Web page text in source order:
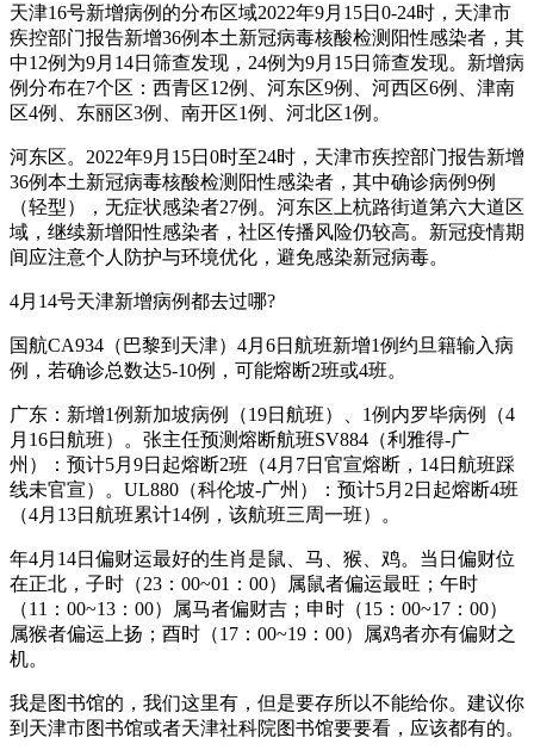
天津16号新增病例的分布区域2022年9月15日0-24时，天津市
疾控部门报告新增36例本土新冠病毒核酸检测阳性感染者，其
中12例为9月14日筛查发现，24例为9月15日筛查发现。新增病
例分布在7个区：西青区12例、河东区9例、河西区6例、津南
区4例、东丽区3例、南开区1例、河北区1例。
河东区。2022年9月15日0时至24时，天津市疾控部门报告新增
36例本土新冠病毒核酸检测阳性感染者，其中确诊病例9例
（轻型），无症状感染者27例。河东区上杭路街道第六大道区
域，继续新增阳性感染者，社区传播风险仍较高。新冠疫情期
间应注意个人防护与环境优化，避免感染新冠病毒。
4月14号天津新增病例都去过哪?
国航CA934（巴黎到天津）4月6日航班新增1例约旦籍输入病
例，若确诊总数达5-10例，可能熔断2班或4班。
广东：新增1例新加坡病例（19日航班）、1例内罗毕病例（4
月16日航班）。张主任预测熔断航班SV884（利雅得-广
州）：预计5月9日起熔断2班（4月7日官宣熔断，14日航班踩
线未官宣）。UL880（科伦坡-广州）：预计5月2日起熔断4班
（4月13日航班累计14例，该航班三周一班）。
年4月14日偏财运最好的生肖是鼠、马、猴、鸡。当日偏财位
在正北，子时（23：00~01：00）属鼠者偏运最旺；午时
（11：00~13：00）属马者偏财吉；申时（15：00~17：00）
属猴者偏运上扬；酉时（17：00~19：00）属鸡者亦有偏财之
机。
我是图书馆的，我们这里有，但是要存所以不能给你。建议你
到天津市图书馆或者天津社科院图书馆要要看，应该都有的。